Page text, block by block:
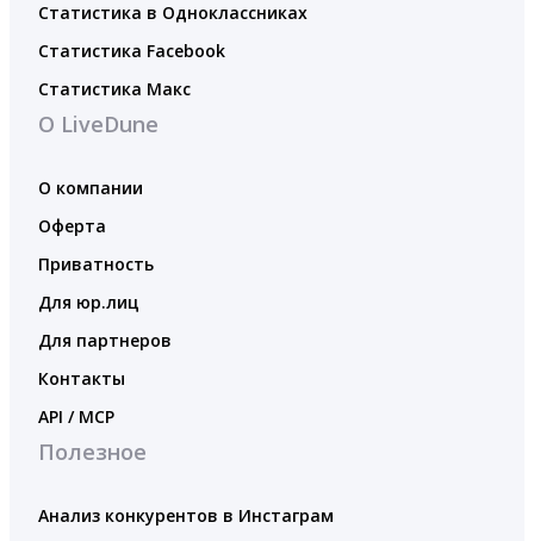
Статистика в Одноклассниках
Статистика Facebook
Статистика Макс
О LiveDune
О компании
Оферта
Приватность
Для юр.лиц
Для партнеров
Контакты
API / MCP
Полезное
Анализ конкурентов в Инстаграм